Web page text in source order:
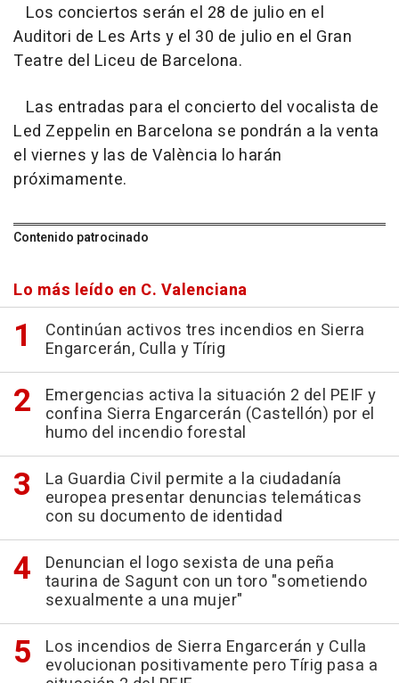
Los conciertos serán el 28 de julio en el
Auditori de Les Arts y el 30 de julio en el Gran
Teatre del Liceu de Barcelona.
Las entradas para el concierto del vocalista de
Led Zeppelin en Barcelona se pondrán a la venta
el viernes y las de València lo harán
próximamente.
Contenido patrocinado
Lo más leído en C. Valenciana
Continúan activos tres incendios en Sierra
Engarcerán, Culla y Tírig
Emergencias activa la situación 2 del PEIF y
confina Sierra Engarcerán (Castellón) por el
humo del incendio forestal
La Guardia Civil permite a la ciudadanía
europea presentar denuncias telemáticas
con su documento de identidad
Denuncian el logo sexista de una peña
taurina de Sagunt con un toro "sometiendo
sexualmente a una mujer"
Los incendios de Sierra Engarcerán y Culla
evolucionan positivamente pero Tírig pasa a